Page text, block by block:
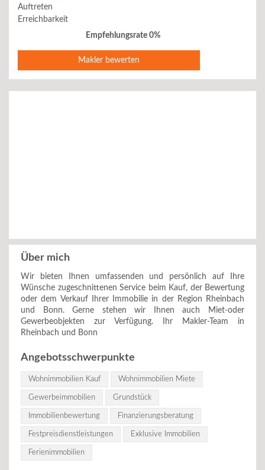
Auftreten
Erreichbarkeit
Empfehlungsrate 0%
Makler bewerten
Über mich
Wir bieten Ihnen umfassenden und persönlich auf Ihre
Wünsche zugeschnittenen Service beim Kauf, der Bewertung
oder dem Verkauf Ihrer Immobilie in der Region Rheinbach
und Bonn. Gerne stehen wir Ihnen auch Miet-oder
Gewerbeobjekten zur Verfügung. Ihr Makler-Team in
Rheinbach und Bonn
Angebotsschwerpunkte
Wohnimmobilien Kauf Wohnimmobilien Miete
Gewerbeimmobilien Grundstück
Immobilienbewertung Finanzierungsberatung
Festpreisdienstleistungen Exklusive Immobilien
Ferienimmobilien